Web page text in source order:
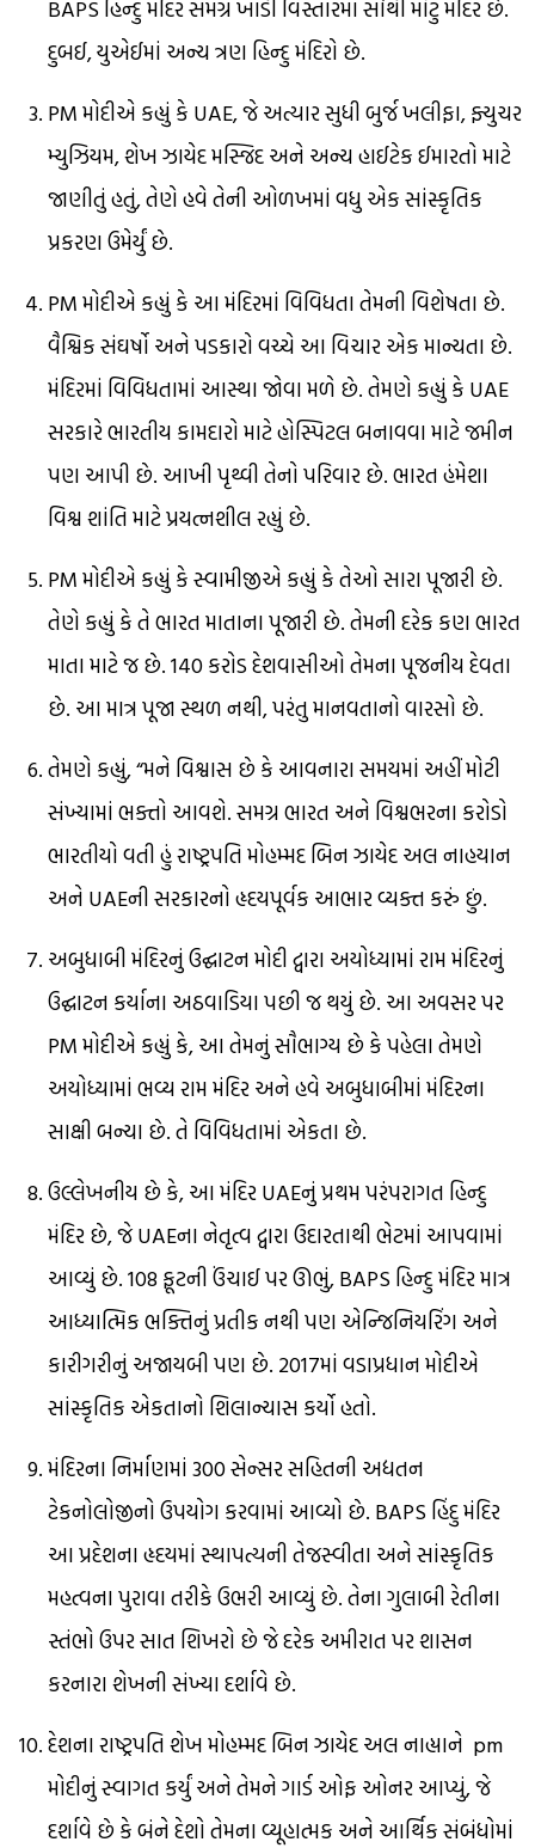
BAPS હિન્દુ મંદિર સમગ્ર ખાડી વિસ્તારમાં સૌથી મોટું મંદિર છે.
દુબઈ, યુએઈમાં અન્ય ત્રણ હિન્દુ મંદિરો છે.
PM મોદીએ કહ્યું કે UAE, જે અત્યાર સુધી બુર્જ ખલીફા, ફ્યુચર
મ્યુઝિયમ, શેખ ઝાયેદ મસ્જિદ અને અન્ય હાઈટેક ઈમારતો માટે
જાણીતું હતું, તેણે હવે તેની ઓળખમાં વધુ એક સાંસ્કૃતિક
પ્રકરણ ઉમેર્યું છે.
PM મોદીએ કહ્યું કે આ મંદિરમાં વિવિધતા તેમની વિશેષતા છે.
વૈશ્વિક સંઘર્ષો અને પડકારો વચ્ચે આ વિચાર એક માન્યતા છે.
મંદિરમાં વિવિધતામાં આસ્થા જોવા મળે છે. તેમણે કહ્યું કે UAE
સરકારે ભારતીય કામદારો માટે હોસ્પિટલ બનાવવા માટે જમીન
પણ આપી છે. આખી પૃથ્વી તેનો પરિવાર છે. ભારત હંમેશા
વિશ્વ શાંતિ માટે પ્રયત્નશીલ રહ્યું છે.
PM મોદીએ કહ્યું કે સ્વામીજીએ કહ્યું કે તેઓ સારા પૂજારી છે.
તેણે કહ્યું કે તે ભારત માતાના પૂજારી છે. તેમની દરેક કણ ભારત
માતા માટે જ છે. 140 કરોડ દેશવાસીઓ તેમના પૂજનીય દેવતા
છે. આ માત્ર પૂજા સ્થળ નથી, પરંતુ માનવતાનો વારસો છે.
તેમણે કહ્યું, “મને વિશ્વાસ છે કે આવનારા સમયમાં અહીં મોટી
સંખ્યામાં ભક્તો આવશે. સમગ્ર ભારત અને વિશ્વભરના કરોડો
ભારતીયો વતી હું રાષ્ટ્રપતિ મોહમ્મદ બિન ઝાયેદ અલ નાહયાન
અને UAEની સરકારનો હૃદયપૂર્વક આભાર વ્યક્ત કરું છું.
અબુધાબી મંદિરનું ઉદ્ઘાટન મોદી દ્વારા અયોધ્યામાં રામ મંદિરનું
ઉદ્ઘાટન કર્યાના અઠવાડિયા પછી જ થયું છે. આ અવસર પર
PM મોદીએ કહ્યું કે, આ તેમનું સૌભાગ્ય છે કે પહેલા તેમણે
અયોધ્યામાં ભવ્ય રામ મંદિર અને હવે અબુધાબીમાં મંદિરના
સાક્ષી બન્યા છે. તે વિવિધતામાં એકતા છે.
ઉલ્લેખનીય છે કે, આ મંદિર UAEનું પ્રથમ પરંપરાગત હિન્દુ
મંદિર છે, જે UAEના નેતૃત્વ દ્વારા ઉદારતાથી ભેટમાં આપવામાં
આવ્યું છે. 108 ફૂટની ઉંચાઈ પર ઊભું, BAPS હિન્દુ મંદિર માત્ર
આધ્યાત્મિક ભક્તિનું પ્રતીક નથી પણ એન્જિનિયરિંગ અને
કારીગરીનું અજાયબી પણ છે. 2017માં વડાપ્રધાન મોદીએ
સાંસ્કૃતિક એકતાનો શિલાન્યાસ કર્યો હતો.
મંદિરના નિર્માણમાં 300 સેન્સર સહિતની અદ્યતન
ટેકનોલોજીનો ઉપયોગ કરવામાં આવ્યો છે. BAPS હિંદુ મંદિર
આ પ્રદેશના હૃદયમાં સ્થાપત્યની તેજસ્વીતા અને સાંસ્કૃતિક
મહત્વના પુરાવા તરીકે ઉભરી આવ્યું છે. તેના ગુલાબી રેતીના
સ્તંભો ઉપર સાત શિખરો છે જે દરેક અમીરાત પર શાસન
કરનારા શેખની સંખ્યા દર્શાવે છે.
દેશના રાષ્ટ્રપતિ શેખ મોહમ્મદ બિન ઝાયેદ અલ નાહ્યાને pm
મોદીનું સ્વાગત કર્યું અને તેમને ગાર્ડ ઓફ ઓનર આપ્યું, જે
દર્શાવે છે કે બંને દેશો તેમના વ્યૂહાત્મક અને આર્થિક સંબંધોમાં